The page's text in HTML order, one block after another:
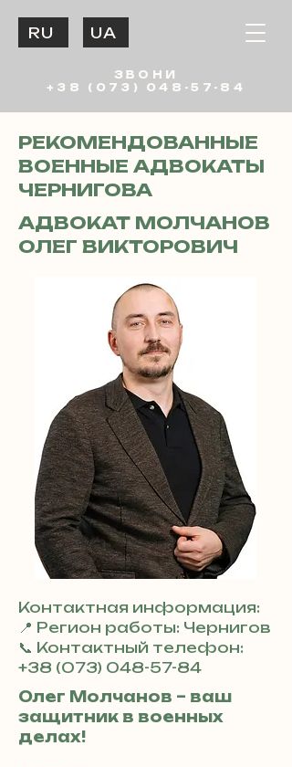
ЗВОНИ
+38 (073) 048-57-84
UA
RU
РЕКОМЕНДОВАННЫЕ
ВОЕННЫЕ АДВОКАТЫ
ЧЕРНИГОВА
АДВОКАТ МОЛЧАНОВ
ОЛЕГ ВИКТОРОВИЧ
Контактная информация:
📍 Регион работы: Чернигов
📞 Контактный телефон:
+38 (073) 048-57-84
Олег Молчанов – ваш
защитник в военных
делах!